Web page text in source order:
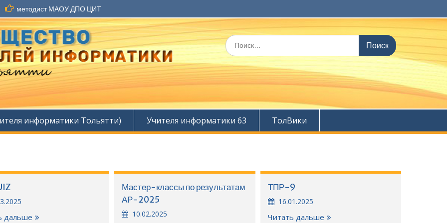
методист МАОУ ДПО ЦИТ
Искать:
информатики Тольятти) Учителя информатики 63 ТолВики
дальше
Мастер-классы по результатам
АР-2025
10.02.2025
ТПР-9
16.01.2025
Читать дальше